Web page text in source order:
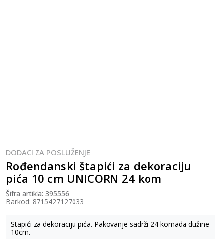
DODACI ZA POSLUŽENJE
Rođendanski štapići za dekoraciju
pića 10 cm UNICORN 24 kom
Šifra artikla: 395556
Barkod: 8715427127033
Stapići za dekoraciju pića. Pakovanje sadrži 24 komada dužine
10cm.